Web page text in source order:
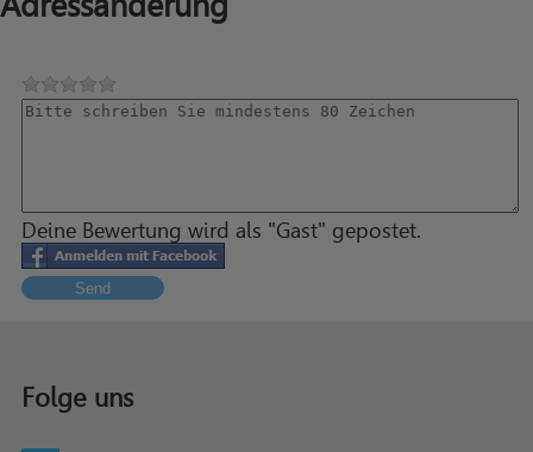
Deine Bewertung wird als "Gast" gepostet.
Send
Folge uns